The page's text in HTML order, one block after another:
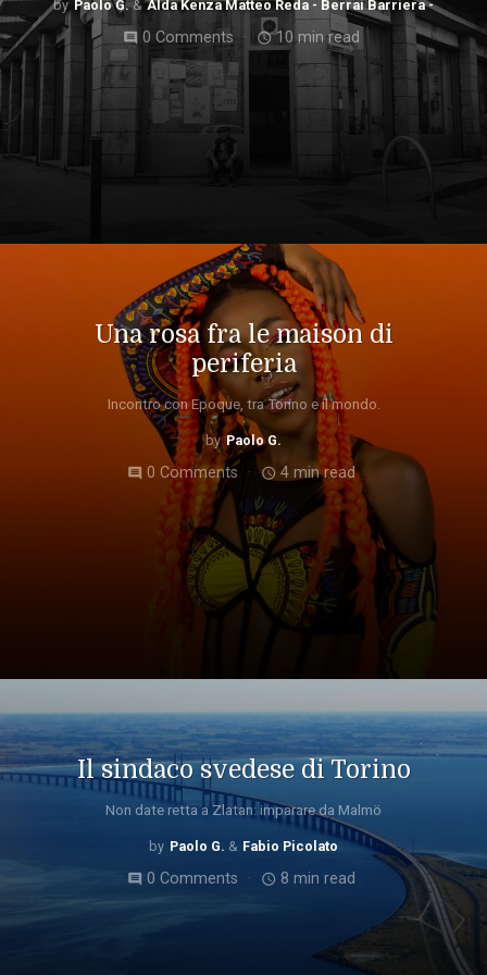
Paolo G. Alda Kenza Matteo Reda - Berrai Barriera -
comment 0 Comments access_time10 min read
Una rosa fra le maison di
periferia
Incontro con Epoque, tra Torino e il mondo.
Paolo G.
comment 0 Comments access_time 4 min read
Il sindaco svedese di Torino
Non date retta a Zlatan: imparare da Malmö
Paolo G. Fabio Picolato
comment0 Comments access_time 8 min read